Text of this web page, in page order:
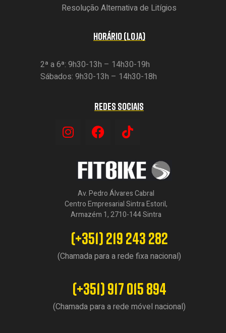
Resolução Alternativa de Litígios
HORÁRIO (LOJA)
2ª a 6ª: 9h30-13h – 14h30-19h
Sábados: 9h30-13h – 14h30-18h
REDES SOCIAIS
Av. Pedro Álvares Cabral
Centro Empresarial Sintra Estoril,
Armazém 1, 2710-144 Sintra
(+351) 219 243 282
(Chamada para a rede fixa nacional)
(+351) 917 015 894
(Chamada para a rede móvel nacional)